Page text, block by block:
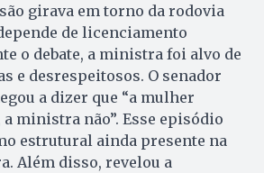
girava em torno da rodovia
de licenciamento
o debate, a ministra foi alvo de
e desrespeitosos. O senador
a dizer que “a mulher
ministra não”. Esse episódio
estrutural ainda presente na
Além disso, revelou a